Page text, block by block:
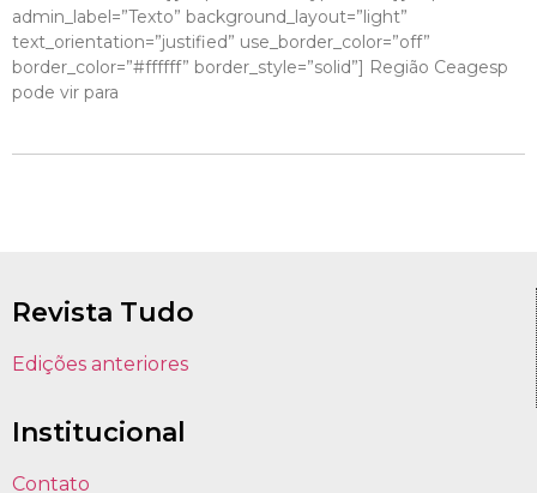
admin_label=”Texto” background_layout=”light”
text_orientation=”justified” use_border_color=”off”
border_color=”#ffffff” border_style=”solid”] Região Ceagesp
pode vir para
Revista Tudo
Edições anteriores
Institucional
Contato